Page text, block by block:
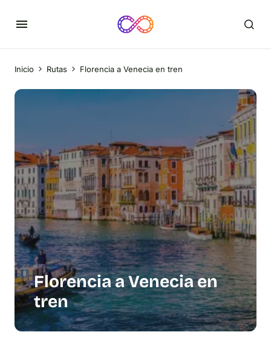
Inicio Rutas Florencia a Venecia en tren
Florencia a Venecia en
tren